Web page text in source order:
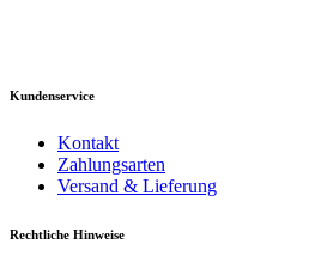
Kundenservice
Kontakt
Zahlungsarten
Versand & Lieferung
Rechtliche Hinweise